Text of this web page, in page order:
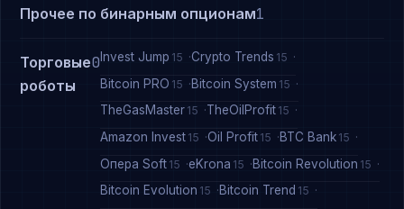
Прочее по бинарным опционам1
Торговые
роботы
0 Invest Jump 15 Crypto Trends 15
Bitcoin PRO 15 Bitcoin System 15
TheGasMaster 15 TheOilProfit 15
Amazon Invest 15 Oil Profit 15 BTC Bank 15
Опера Soft 15 eKrona 15 Bitcoin Revolution 15
Bitcoin Evolution 15 Bitcoin Trend 15